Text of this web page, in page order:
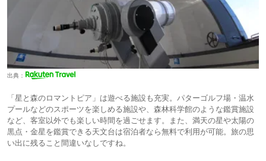
出典：
「星と森のロマントピア」は遊べる施設も充実。パターゴルフ場・温水
プールなどのスポーツを楽しめる施設や、森林科学館のような鑑賞施設
など、客室以外でも楽しい時間を過ごせます。また、満天の星や太陽の
黒点・金星を鑑賞できる天文台は宿泊者なら無料で利用が可能。旅の思
い出に残ること間違いなしですね。